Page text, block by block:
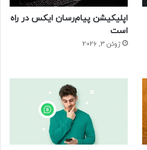
اپلیکیشن پیام‌رسان ایکس در راه
است
ژوئن 3, 2026